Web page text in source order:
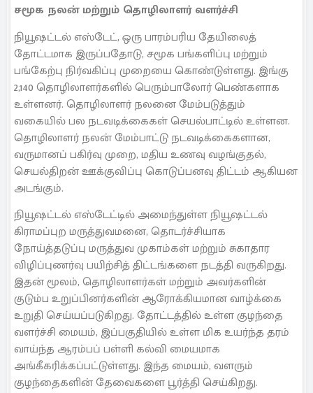
சமூக நலன் மற்றும் தொழிலாளர் வளர்ச்சி
நியூஷட்டல் எஸ்டேட், ஒரு பாரம்பரிய தேயிலைத்
தோட்டமாக இருப்பதோடு, சமூக பங்களிப்பு மற்றும்
பங்கேற்பு நிர்வகிப்பு முறையை கொண்டுள்ளது. இங்கு
2,140 தொழிலாளர்களில் பெரும்பாலோர் பெண்களாக
உள்ளனர். தொழிலாளர் நலனை மேம்படுத்தும்
வகையில் பல நடவடிக்கைகள் செயல்பாட்டில் உள்ளன.
தொழிலாளர் நலன் மேம்பாட்டு நடவடிக்கைகளான,
வருமானப் பகிர்வு முறை, மதிய உணவு வழங்குதல்,
செயல்திறன் ஊக்குவிப்பு கொடுப்பனவு திட்டம் ஆகியன
அடங்கும்.
நியூஷட்டல் எஸ்டேட்டில் அமைந்துள்ள நியூஷட்டல்
கிராமப்புற மருத்துவமனை, தொடர்ச்சியாக
நோய்த்தடுப்பு மருத்துவ முகாம்கள் மற்றும் சுகாதார
விழிப்புணர்வு பயிற்சித் திட்டங்களை நடத்தி வருகிறது.
இதன் மூலம், தொழிலாளர்கள் மற்றும் அவர்களின்
குடும்ப உறுப்பினர்களின் ஆரோக்கியமான வாழ்க்கை
உறுதி செய்யப்படுகிறது. தோட்டத்தில் உள்ள குழந்தை
வளர்ச்சி மையம், இப்பகுதியில் உள்ள மிக உயர்ந்த தரம்
வாய்ந்த ஆரம்பப் பள்ளி கல்வி மையமாக
அங்கீகரிக்கப்பட்டுள்ளது. இந்த மையம், வளரும்
குழந்தைகளின் தேவைகளை பூர்த்தி செய்கிறது.